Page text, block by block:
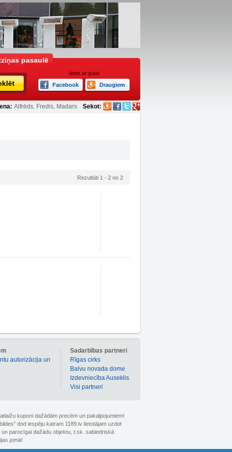
pasaulē
Ieiet ar pasi
Facebook
Draugiem
Alfrēds, Fredis, Madars Sekot:
Rezultāti 1 - 2 no 2
Sadarbības partneri
Rīgas cirks
Balvu novada dome
Izdevniecība Auseklis
Visi partneri
autorizācija un
kuponi dažādām precēm un pakalpojumiem!
dod iespēju katram 1189.lv lietotājam uzdot
un parocīgai dažādu objektu, t.sk. sabiedriskā
jomā!